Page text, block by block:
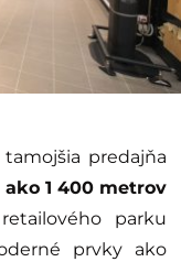
predajňa
1 400 metrov
parku
prvky ako